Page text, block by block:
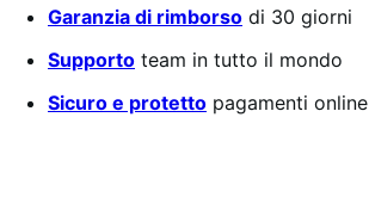
stelle
Garanzia di rimborso di 30 giorni
Supporto team in tutto il mondo
Sicuro e protetto pagamenti online